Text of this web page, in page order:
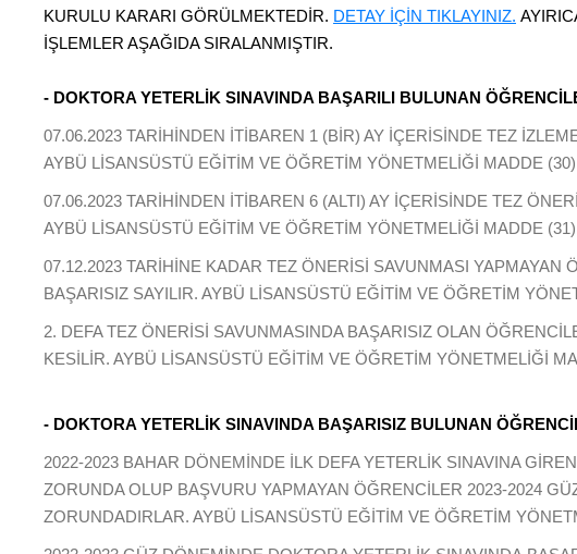
KURULU KARARI GÖRÜLMEKTEDİR. DETAY İÇİN TIKLAYINIZ.
İŞLEMLER AŞAĞIDA SIRALANMIŞTIR.
- DOKTORA YETERLİK SINAVINDA BAŞARILI BULUNAN
07.06.2023 TARİHİNDEN İTİBAREN 1 (BİR) AY İÇERİSİNDE TEZ
AYBÜ LİSANSÜSTÜ EĞİTİM VE ÖĞRETİM YÖNETMELİĞİ MADDE
07.06.2023 TARİHİNDEN İTİBAREN 6 (ALTI) AY İÇERİSİNDE TEZ
AYBÜ LİSANSÜSTÜ EĞİTİM VE ÖĞRETİM YÖNETMELİĞİ MADDE
07.12.2023 TARİHİNE KADAR TEZ ÖNERİSİ SAVUNMASI YAPMAYAN
BAŞARISIZ SAYILIR. AYBÜ LİSANSÜSTÜ EĞİTİM VE ÖĞRETİM
2. DEFA TEZ ÖNERİSİ SAVUNMASINDA BAŞARISIZ OLAN
KESİLİR. AYBÜ LİSANSÜSTÜ EĞİTİM VE ÖĞRETİM YÖNETMELİĞİ
- DOKTORA YETERLİK SINAVINDA BAŞARISIZ BULUNAN
2022-2023 BAHAR DÖNEMİNDE İLK DEFA YETERLİK SINAVINA
ZORUNDA OLUP BAŞVURU YAPMAYAN ÖĞRENCİLER 2023-2024
ZORUNDADIRLAR. AYBÜ LİSANSÜSTÜ EĞİTİM VE ÖĞRETİM